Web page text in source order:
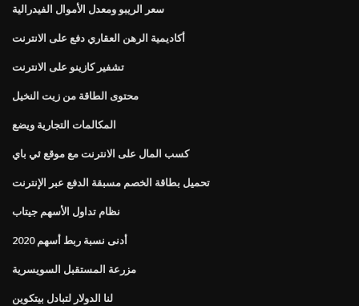
سعر الريبو ومعدل الأموال الفيدرالية
أكاديمية الرهن العقاري دفع على الانترنت
تشفير كازينو على الانترنت
محتوى الطاقة من زيت النخيل
المكالمات التجارية ويضع
كسب المال على الانترنت مع موقع ئي باي
تحميل بطاقة الخصم مسبقة الدفع عبر الإنترنت
نظام تداول الأسهم جيتاب
أدنى نسبة ربط أسهم 2020
مزرعة المستقبل السويسرية
لنا الدولار لتبادل بيتكوين